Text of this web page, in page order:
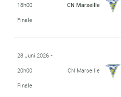
18h00
Finale
CN Marseille
28 Juni 2026 -
20h00
Finale
CN Marseille